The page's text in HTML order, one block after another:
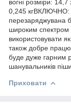
вогні розміри:
0,245 кгВКЛЮЧНО:
перезаряджувана
широким спектром
використовувати
також добре
буде дуже гарним
шанувальників
Приховати